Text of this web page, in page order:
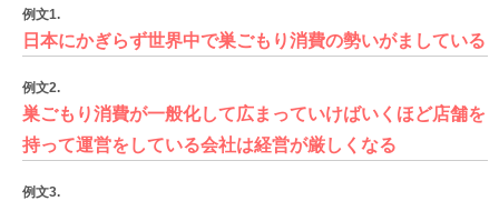
例文1.
日本にかぎらず世界中で巣ごもり消費の勢いがましている
例文2.
巣ごもり消費が一般化して広まっていけばいくほど店舗を
持って運営をしている会社は経営が厳しくなる
例文3.